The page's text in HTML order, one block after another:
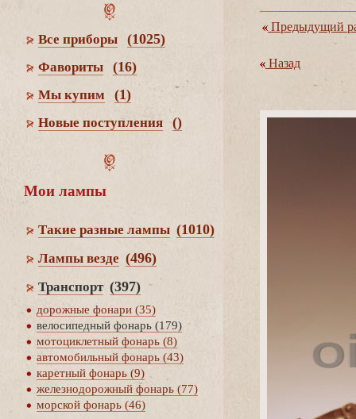
се приборы (1025)
Фавориты (16)
Мы купим (1)
Новые поступления ()
Мои лампы
Такие разные лампы (1010)
Лампы везде (496)
Транспорт (397)
дорожные фонари (35)
елосипедный фонарь (179)
мотоциклетный фонарь (8)
автомобильный фонарь (43)
каретный фонарь (9)
железнодорожный фонарь (77)
морской фонарь (46)
Предыдущий
Назад